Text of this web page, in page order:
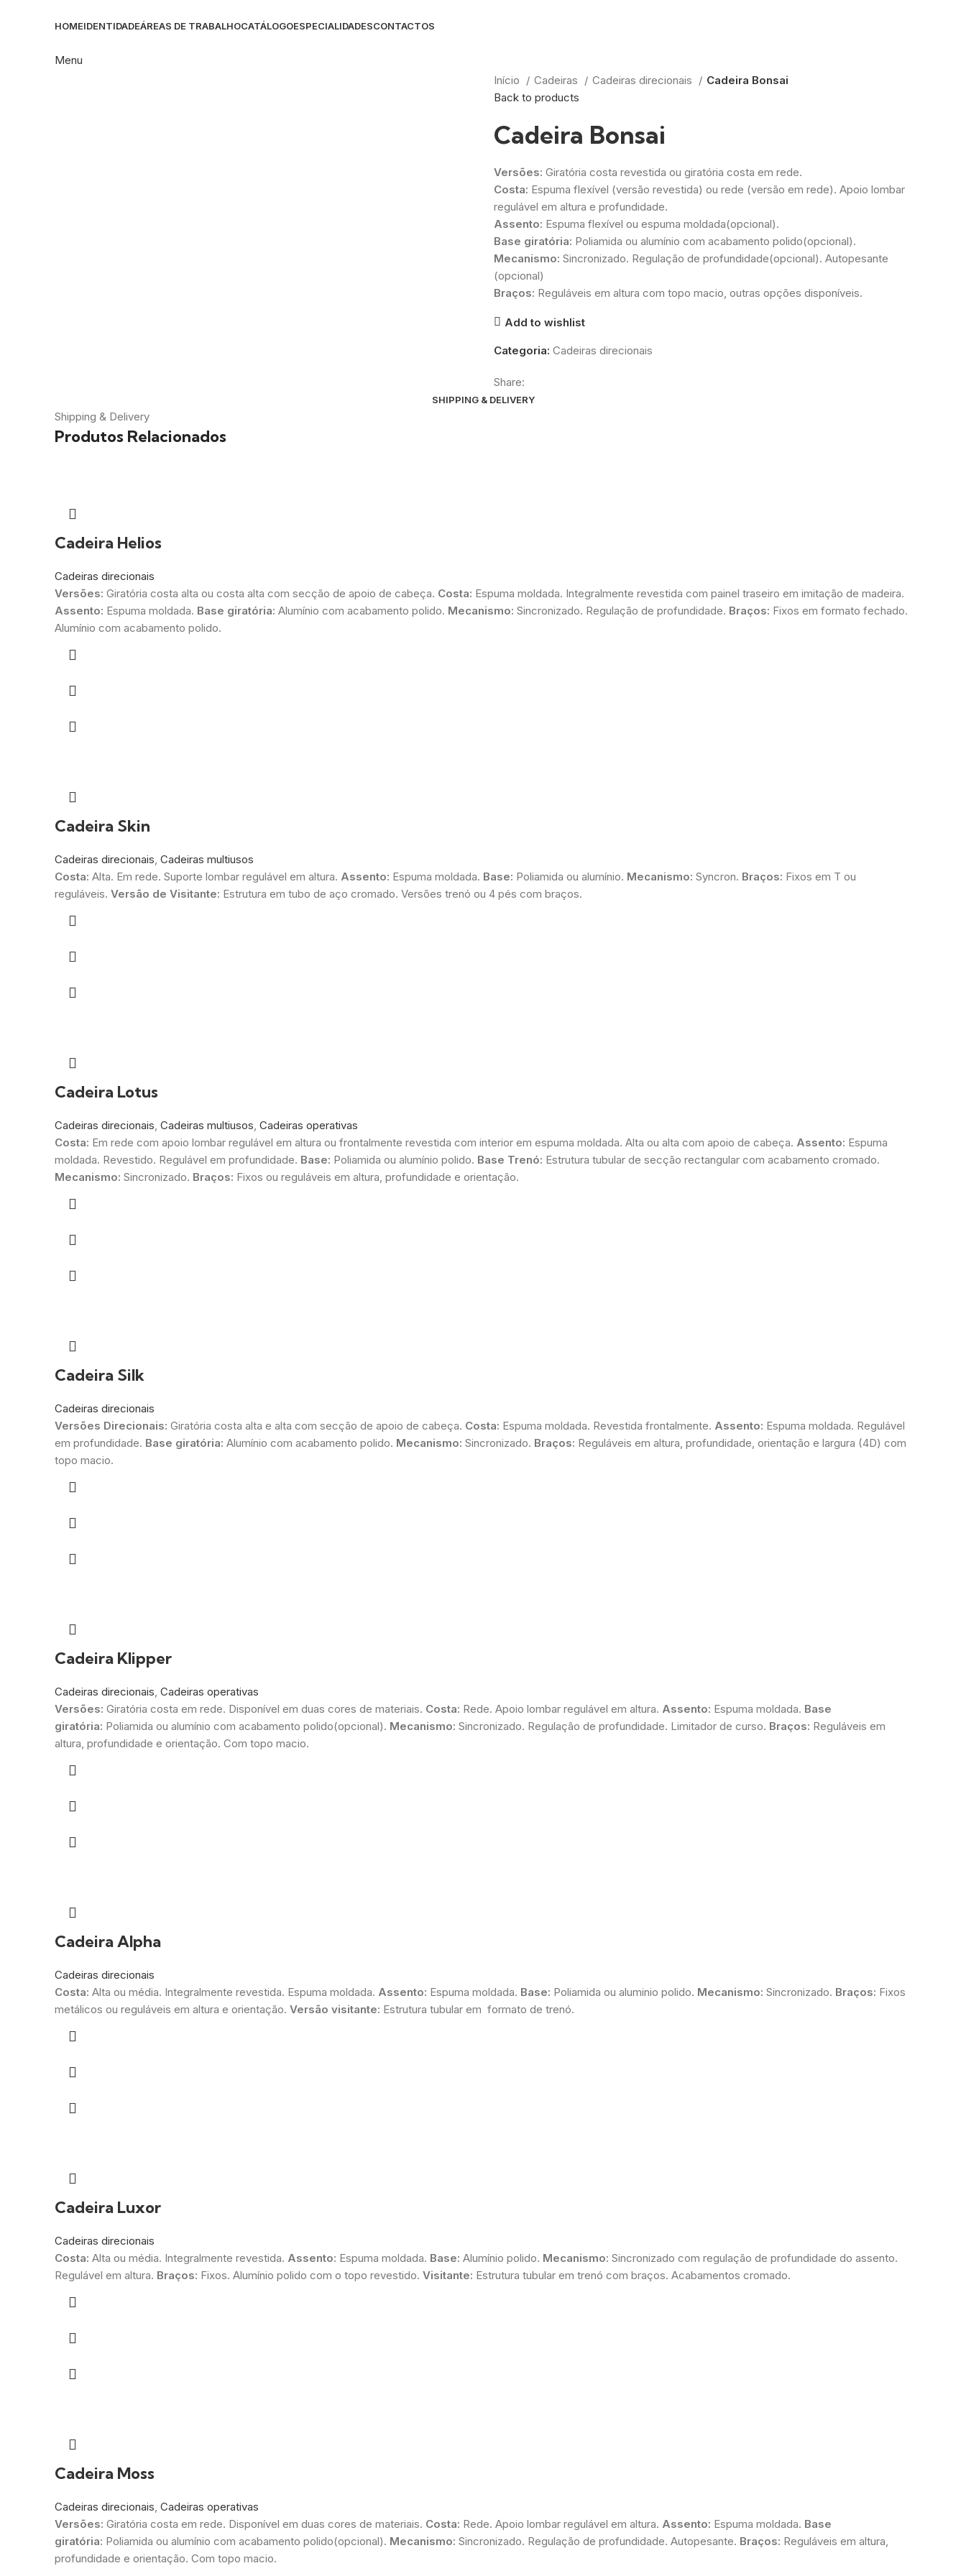
HOMEIDENTIDADEÁREAS DE TRABALHOCATÁLOGOESPECIALIDADESCONTACTOS
Menu
Início Cadeiras Cadeiras direcionais
Cadeira Bonsai
Back to products
Cadeira Bonsai
Versões: Giratória costa revestida ou giratória costa em rede.
Costa: Espuma flexível (versão revestida) ou rede (versão em rede). Apoio lombar
regulável em altura e profundidade.
Assento: Espuma flexível ou espuma moldada(opcional).
Base giratória: Poliamida ou alumínio com acabamento polido(opcional).
Mecanismo: Sincronizado. Regulação de profundidade(opcional). Autopesante
(opcional)
Braços: Reguláveis em altura com topo macio, outras opções disponíveis.
Add to wishlist
Categoria: Cadeiras direcionais
Share:
SHIPPING & DELIVERY
Shipping & Delivery
Produtos Relacionados
Cadeira Helios
Cadeiras direcionais
Versões: Giratória costa alta ou costa alta com secção de apoio de cabeça. Costa: Espuma moldada. Integralmente revestida com painel traseiro em imitação de madeira.
Assento: Espuma moldada. Base giratória: Alumínio com acabamento polido. Mecanismo: Sincronizado. Regulação de profundidade. Braços: Fixos em formato fechado.
Alumínio com acabamento polido.
Cadeira Skin
Cadeiras direcionais, Cadeiras multiusos
Costa: Alta. Em rede. Suporte lombar regulável em altura. Assento: Espuma moldada. Base: Poliamida ou alumínio. Mecanismo: Syncron. Braços: Fixos em T ou
reguláveis. Versão de Visitante: Estrutura em tubo de aço cromado. Versões trenó ou 4 pés com braços.
Cadeira Lotus
Cadeiras direcionais, Cadeiras multiusos, Cadeiras operativas
Costa: Em rede com apoio lombar regulável em altura ou frontalmente revestida com interior em espuma moldada. Alta ou alta com apoio de cabeça. Assento: Espuma
moldada. Revestido. Regulável em profundidade. Base: Poliamida ou alumínio polido. Base Trenó: Estrutura tubular de secção rectangular com acabamento cromado.
Mecanismo: Sincronizado. Braços: Fixos ou reguláveis em altura, profundidade e orientação.
Cadeira Silk
Cadeiras direcionais
Versões Direcionais: Giratória costa alta e alta com secção de apoio de cabeça. Costa: Espuma moldada. Revestida frontalmente. Assento: Espuma moldada. Regulável
em profundidade. Base giratória: Alumínio com acabamento polido. Mecanismo: Sincronizado. Braços: Reguláveis em altura, profundidade, orientação e largura (4D) com
topo macio.
Cadeira Klipper
Cadeiras direcionais, Cadeiras operativas
Versões: Giratória costa em rede. Disponível em duas cores de materiais. Costa: Rede. Apoio lombar regulável em altura. Assento: Espuma moldada. Base
giratória: Poliamida ou alumínio com acabamento polido(opcional). Mecanismo: Sincronizado. Regulação de profundidade. Limitador de curso. Braços: Reguláveis em
altura, profundidade e orientação. Com topo macio.
Cadeira Alpha
Cadeiras direcionais
Costa: Alta ou média. Integralmente revestida. Espuma moldada. Assento: Espuma moldada. Base: Poliamida ou aluminio polido. Mecanismo: Sincronizado. Braços: Fixos
metálicos ou reguláveis em altura e orientação. Versão visitante: Estrutura tubular em formato de trenó.
Cadeira Luxor
Cadeiras direcionais
Costa: Alta ou média. Integralmente revestida. Assento: Espuma moldada. Base: Alumínio polido. Mecanismo: Sincronizado com regulação de profundidade do assento.
Regulável em altura. Braços: Fixos. Alumínio polido com o topo revestido. Visitante: Estrutura tubular em trenó com braços. Acabamentos cromado.
Cadeira Moss
Cadeiras direcionais, Cadeiras operativas
Versões: Giratória costa em rede. Disponível em duas cores de materiais. Costa: Rede. Apoio lombar regulável em altura. Assento: Espuma moldada. Base
giratória: Poliamida ou alumínio com acabamento polido(opcional). Mecanismo: Sincronizado. Regulação de profundidade. Autopesante. Braços: Reguláveis em altura,
profundidade e orientação. Com topo macio.